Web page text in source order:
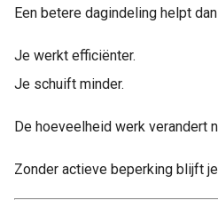
Een betere dagindeling helpt
Je werkt efficiënter.
Je schuift minder.
De hoeveelheid werk verandert
Zonder actieve beperking blijft